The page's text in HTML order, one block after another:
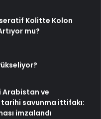
Kolitte Kolon
mu?
Arabistan ve
tarihi savunma ittifakı:
imzalandı